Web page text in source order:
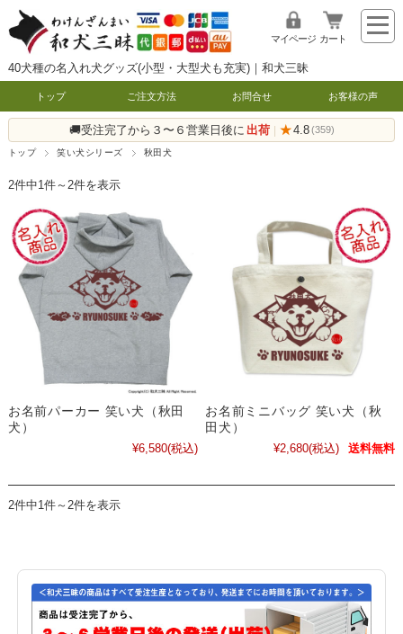
40犬種の名入れ犬グッズ(小型・大型犬も充実)｜和犬三昧
マイページ カート
トップ ご注文方法 お問合せ お客様の声
🚚受注完了から３〜６営業日後に 出荷 | ★4.8 (359)
トップ 笑い犬シリーズ 秋田犬
2件中1件～2件を表示
お名前パーカー 笑い犬（秋田
犬）
¥6,580(税込)
お名前ミニバッグ 笑い犬（秋
田犬）
¥2,680(税込) 送料無料
2件中1件～2件を表示